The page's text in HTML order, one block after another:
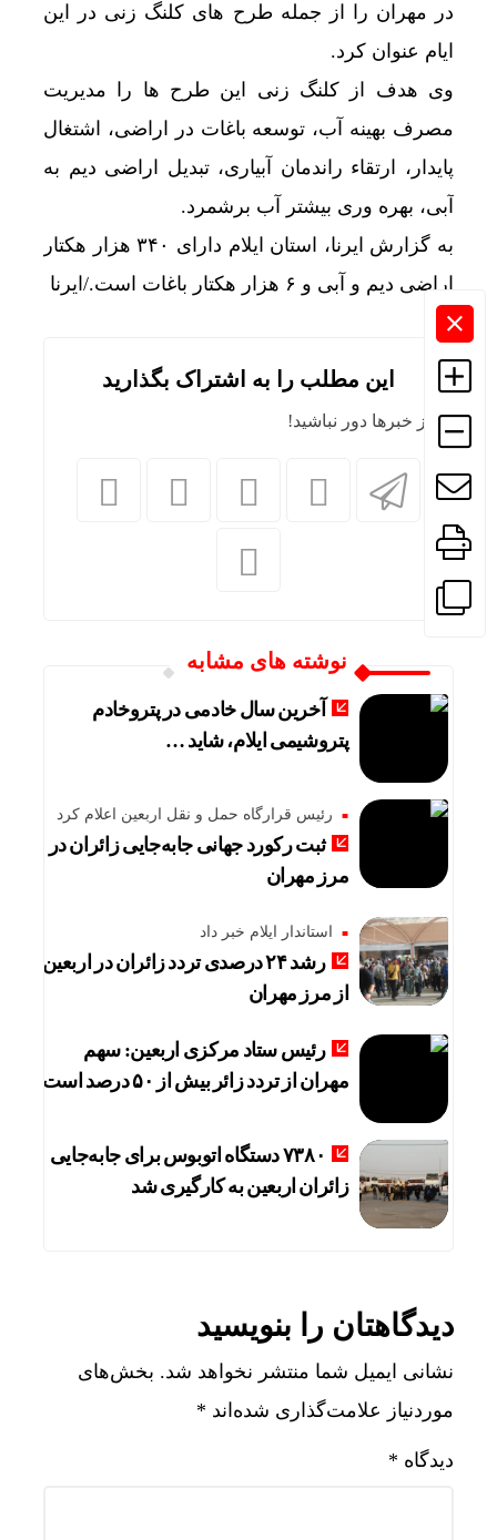
در مهران را از جمله طرح های کلنگ زنی در این
ایام عنوان کرد.
وی هدف از کلنگ زنی این طرح ها را مدیریت
مصرف بهینه آب، توسعه باغات در اراضی، اشتغال
پایدار، ارتقاء راندمان آبیاری، تبدیل اراضی دیم به
آبی، بهره وری بیشتر آب برشمرد.
به گزارش ایرنا، استان ایلام دارای ۳۴۰ هزار هکتار
اراضی دیم و آبی و ۶ هزار هکتار باغات است./ایرنا
این مطلب را به اشتراک بگذارید
از خبرها دور نباشید!
نوشته های مشابه
آخرین سال خادمی در پتروخادم
پتروشیمی ایلام، شاید …
رئیس قرارگاه حمل و نقل اربعین اعلام کرد
ثبت رکورد جهانی جابه‌جایی زائران در
مرز مهران
استاندار ایلام خبر داد
رشد ۲۴ درصدی تردد زائران در اربعین
از مرز مهران
رئیس ستاد مرکزی اربعین: سهم
مهران از تردد زائر بیش از ۵۰ درصد است
۷۳۸۰ دستگاه اتوبوس برای جابه‌جایی
زائران اربعین به‌ کارگیری شد
دیدگاهتان را بنویسید
نشانی ایمیل شما منتشر نخواهد شد. بخش‌های
موردنیاز علامت‌گذاری شده‌اند *
دیدگاه *